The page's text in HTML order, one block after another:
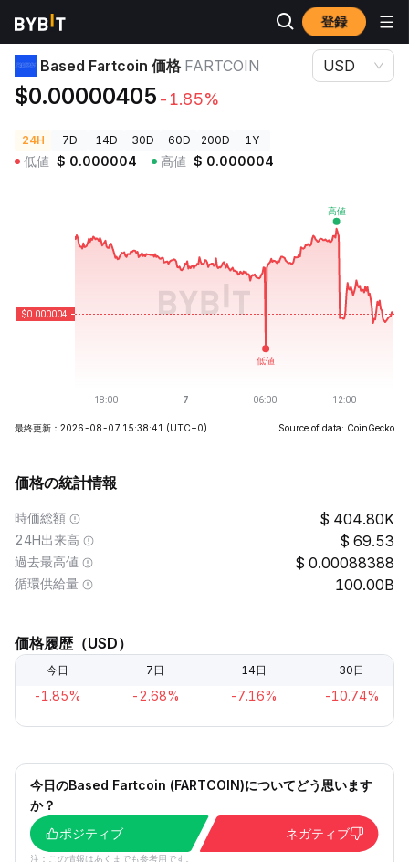
登録
暗号資産価格
Based Fartcoin 価格 FARTCOIN
$0.00000405 -1.85%
USD
24H 7D 14D 30D 60D 200D 1Y
低値 $ 0.000004 高値 $ 0.000004
最終更新：2026-08-07 15:38:41 (UTC+0) Source of data: CoinGecko
価格の統計情報
時価総額 404.80K
24H出来高 69.53
過去最高値 0.00088388
循環供給量 100.00B
価格履歴（USD）
今日 7日 14日 30日
-1.85% -2.68% -7.16% -10.74%
今日のBased Fartcoin (FARTCOIN)についてどう思います
か？
ポジティブ
ネガティブ
注：この情報はあくまでも参考用です。